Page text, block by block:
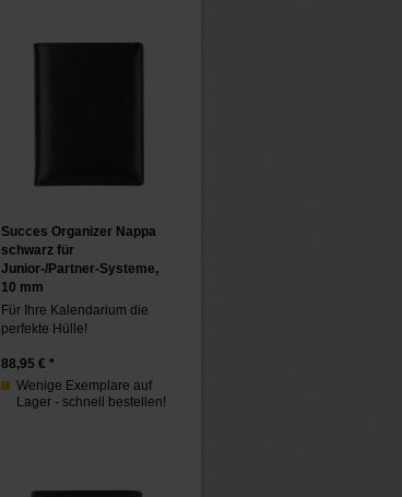
Succes Organizer Nappa
schwarz für
Junior-/Partner-Systeme,
10 mm
Für Ihre Kalendarium die
perfekte Hülle!
88,95 € *
Wenige Exemplare auf
Lager - schnell bestellen!